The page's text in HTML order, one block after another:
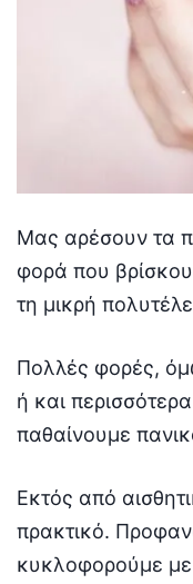
Mας αρέσουν τα
φορά που
τη μικρή
Πολλές φορές,
ή και
παθαίνουμε
Εκτός από
πρακτικό.
κυκλοφορούμε